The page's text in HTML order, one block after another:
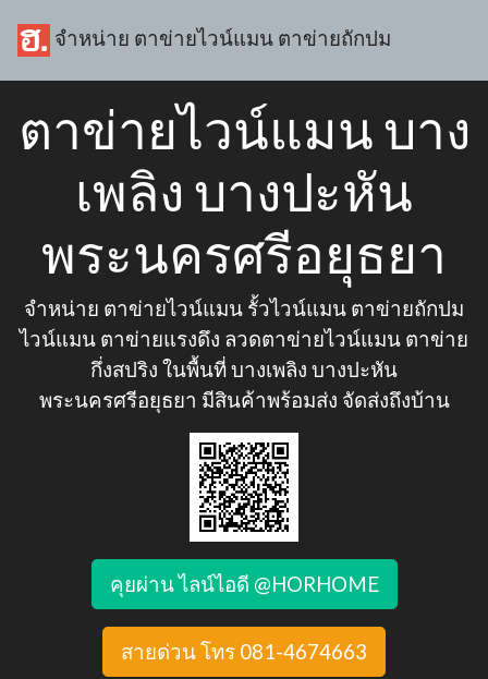
จำหน่าย ตาข่ายไวน์แมน ตาข่ายถักปม
ตาข่ายไวน์แมน บาง
เพลิง บางปะหัน
พระนครศรีอยุธยา
จำหน่าย ตาข่ายไวน์แมน รั้วไวน์แมน ตาข่ายถักปม
ไวน์แมน ตาข่ายแรงดึง ลวดตาข่ายไวน์แมน ตาข่าย
กึ่งสปริง ในพื้นที่ บางเพลิง บางปะหัน
พระนครศรีอยุธยา มีสินค้าพร้อมส่ง จัดส่งถึงบ้าน
คุยผ่าน ไลน์ไอดี @HORHOME
สายด่วน โทร 081-4674663